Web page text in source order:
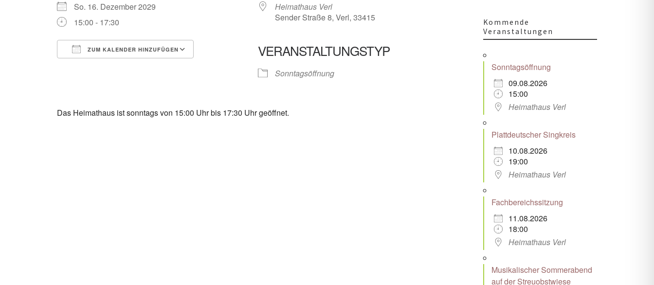
So. 16. Dezember 2029
15:00 - 17:30
ZUM KALENDER HINZUFÜGEN
Google Kalender Office 365
Heimathaus Verl
Sender Straße 8, Verl, 33415
VERANSTALTUNGSTYP
Sonntagsöffnung
Das Heimathaus ist sonntags von 15:00 Uhr bis 17:30 Uhr geöffnet.
Kommende
Veranstaltungen
Sonntagsöffnung
09.08.2026
15:00
Heimathaus Verl
Plattdeutscher Singkreis
10.08.2026
19:00
Heimathaus Verl
Fachbereichssitzung
11.08.2026
18:00
Heimathaus Verl
Musikalischer Sommerabend
auf der Streuobstwiese